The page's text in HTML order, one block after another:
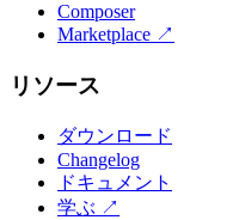
Composer
Marketplace ↗
リソース
ダウンロード
Changelog
ドキュメント
学ぶ ↗